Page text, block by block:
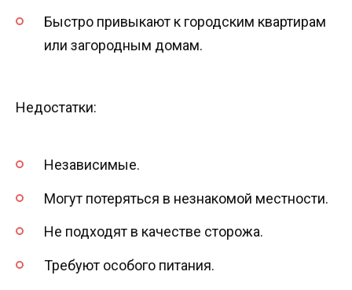
Быстро привыкают к городским квартирам
или загородным домам.
Недостатки:
Независимые.
Могут потеряться в незнакомой местности.
Не подходят в качестве сторожа.
Требуют особого питания.